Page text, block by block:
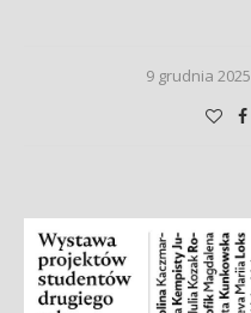
9 grudnia 2025